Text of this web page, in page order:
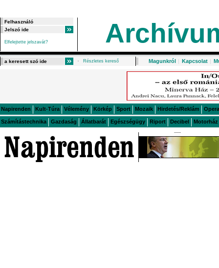
Elfelejtette jelszavát?
Részletes kereső Magunkról | Kapcsolat |
Napirenden Kult-Túra Vélemény Körkép Sport Mozaik Hirdetés/Reklám Opera
Számítástechnika Gazdaság Állatbarát Egészségügy Riport Decibel Motorház